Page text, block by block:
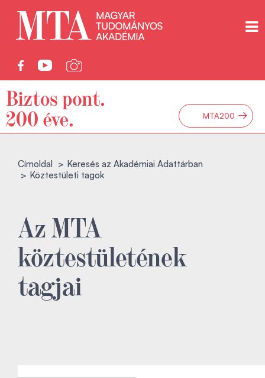
MTA200 →
Címoldal
Keresés az Akadémiai Adattárban
Köztestületi tagok
Az MTA
köztestületének
tagjai